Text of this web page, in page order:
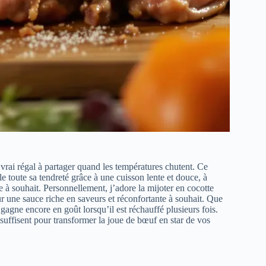
régal à partager quand les températures chutent. Ce
sa tendreté grâce à une cuisson lente et douce, à
souhait. Personnellement, j’adore la mijoter en cocotte
sauce riche en saveurs et réconfortante à souhait. Que
encore en goût lorsqu’il est réchauffé plusieurs fois.
pour transformer la joue de bœuf en star de vos